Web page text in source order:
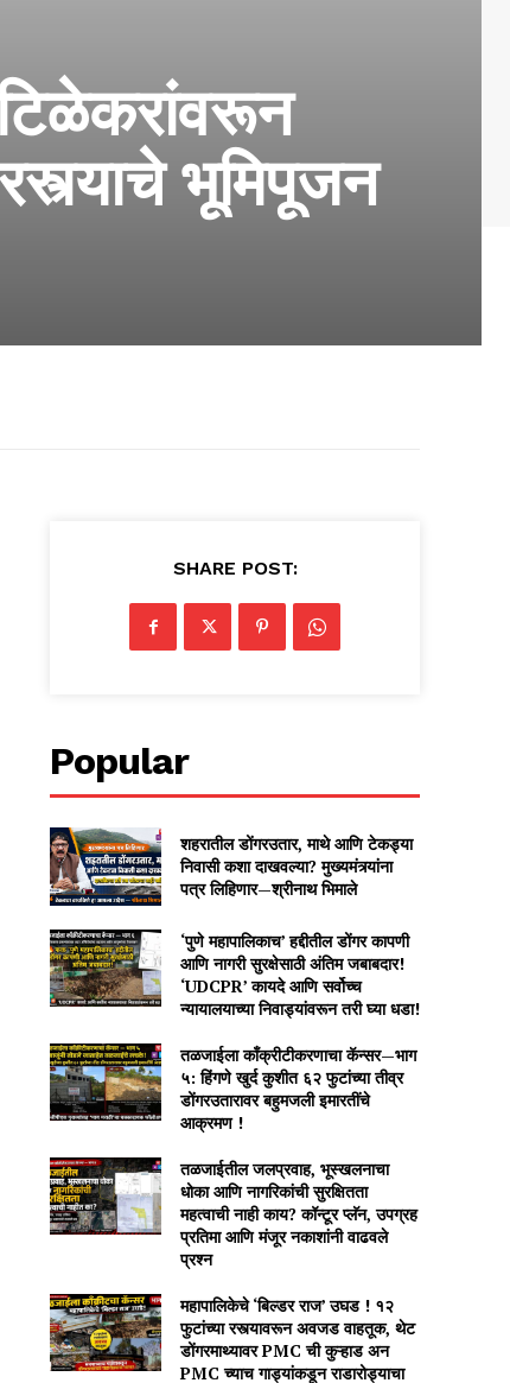
भूमिपूजन
SHARE POST:
Popular
शहरातील डोंगरउतार, माथे आणि टेकड्या
निवासी कशा दाखवल्या? मुख्यमंत्र्यांना
पत्र लिहिणार—श्रीनाथ भिमाले
‘पुणे महापालिकाच’ हद्दीतील डोंगर कापणी
आणि नागरी सुरक्षेसाठी अंतिम जबाबदार!
‘UDCPR’ कायदे आणि सर्वोच्च
न्यायालयाच्या निवाड्यांवरून तरी घ्या धडा!
तळजाईला काँक्रीटीकरणाचा कॅन्सर—भाग
५: हिंगणे खुर्द कुशीत ६२ फुटांच्या तीव्र
डोंगरउतारावर बहुमजली इमारतींचे
आक्रमण !
तळजाईतील जलप्रवाह, भूस्खलनाचा
धोका आणि नागरिकांची सुरक्षितता
महत्वाची नाही काय? कॉन्टूर प्लॅन, उपग्रह
प्रतिमा आणि मंजूर नकाशांनी वाढवले
प्रश्न
महापालिकेचे ‘बिल्डर राज’ उघड ! १२
फुटांच्या रस्त्यावरून अवजड वाहतूक, थेट
डोंगरमाथ्यावर PMC ची कुऱ्हाड अन
PMC च्याच गाड्यांकडून राडारोड्याचा